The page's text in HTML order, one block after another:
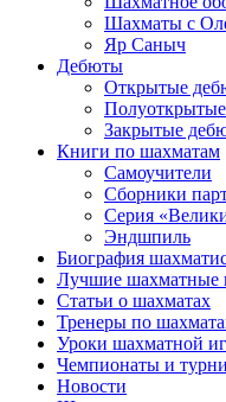
Шахматы с
Яр Саныч
Дебюты
Открытые
Закрытые
Книги по шахматам
Самоучители
Сборники
Серия
Эндшпиль
Биография
Лучшие шахматные
Статьи о шахматах
Тренеры по
Уроки шахматной
Чемпионаты и
Новости